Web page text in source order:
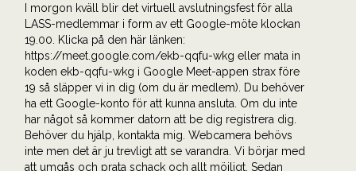
I morgon kväll blir det virtuell avslutningsfest för alla
LASS-medlemmar i form av ett Google-möte klockan
19.00. Klicka på den här länken:
https://meet.google.com/ekb-qqfu-wkg eller mata in
koden ekb-qqfu-wkg i Google Meet-appen strax före
19 så släpper vi in dig (om du är medlem). Du behöver
ha ett Google-konto för att kunna ansluta. Om du inte
har något så kommer datorn att be dig registrera dig.
Behöver du hjälp, kontakta mig. Webcamera behövs
inte men det är ju trevligt att se varandra. Vi börjar med
att umgås och prata schack och allt möjligt. Sedan